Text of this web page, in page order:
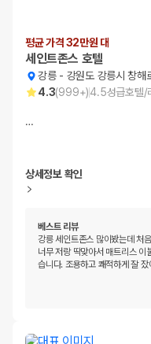
평균 가격 32만원 대
세인트존스 호텔
강릉- 강원도 강릉시 창
4.3(999+)4.5성급호텔/
…
상세정보 확인
베스트 리뷰
강릉 세인트존스 많이봤는데 처
너무 저랑 딱맞아서 매트리스 이
습니다. 조용하고 쾌적하게 잘